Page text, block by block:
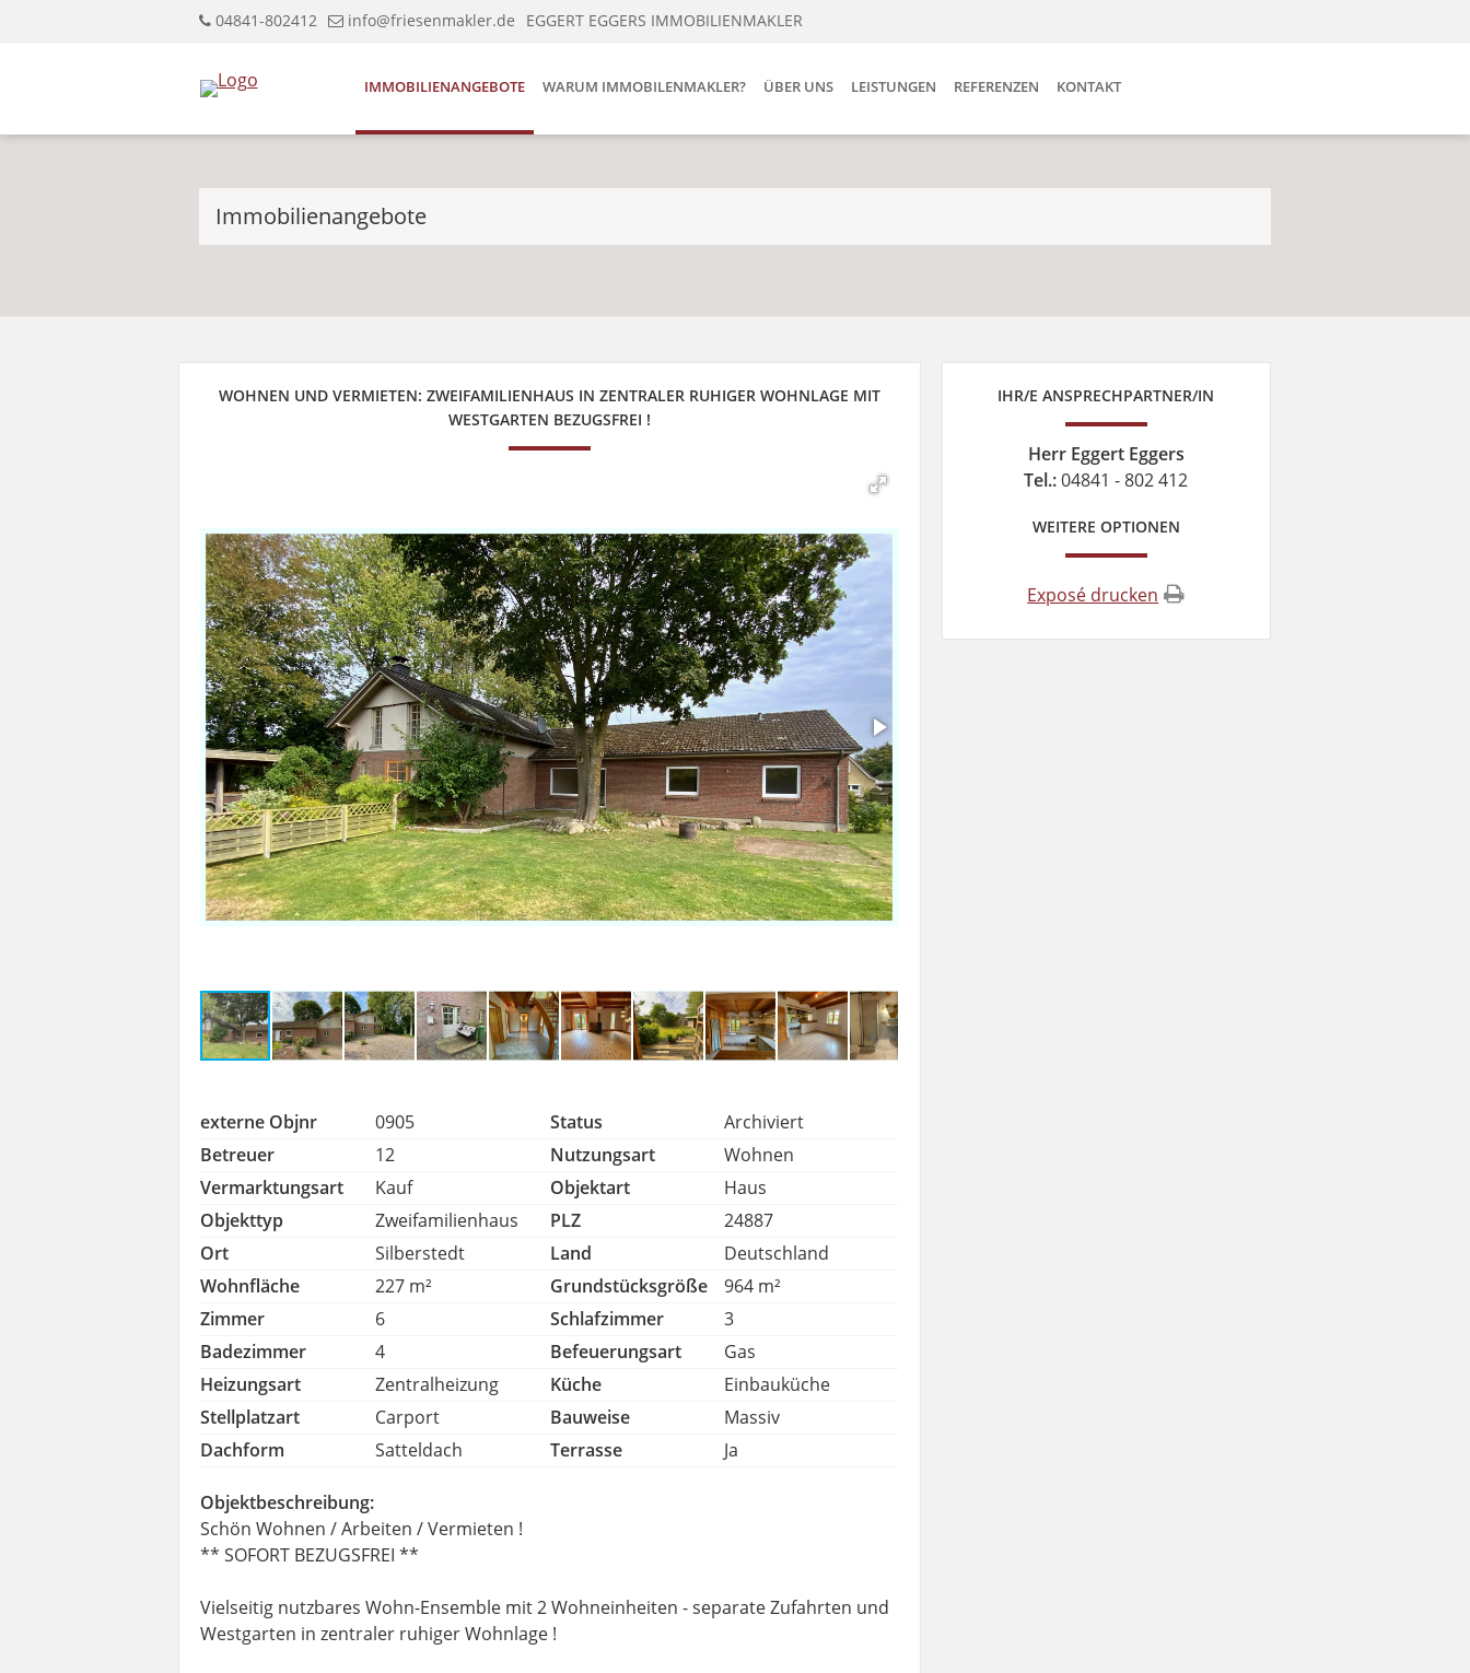
04841-802412 info@friesenmakler.de EGGERT EGGERS IMMOBILIENMAKLER
IMMOBILIENANGEBOTE WARUM IMMOBILENMAKLER? ÜBER UNS LEISTUNGEN REFERENZEN KONTAKT
Immobilienangebote
WOHNEN UND VERMIETEN: ZWEIFAMILIENHAUS IN ZENTRALER RUHIGER WOHNLAGE MIT
WESTGARTEN BEZUGSFREI !
externe Objnr 0905 Status
Archiviert
Betreuer
12 Nutzungsart
Wohnen
Vermarktungsart
Kauf Objektart
Haus
Objekttyp
Zweifamilienhaus PLZ
24887
Ort
Silberstedt Land
Deutschland
Wohnfläche
227 m² Grundstücksgröße
964 m²
Zimmer
6 Schlafzimmer
3
Badezimmer
4 Befeuerungsart
Gas
Heizungsart
Zentralheizung Küche
Einbauküche
Stellplatzart
Carport Bauweise
Massiv
Dachform
Satteldach Terrasse Ja
Objektbeschreibung:
Schön Wohnen / Arbeiten / Vermieten !
** SOFORT BEZUGSFREI **
Vielseitig nutzbares Wohn-Ensemble mit 2 Wohneinheiten - separate Zufahrten und
Westgarten in zentraler ruhiger Wohnlage !
IHR/E ANSPRECHPARTNER/IN
Herr Eggert Eggers
Tel.:04841 - 802 412
WEITERE OPTIONEN
Exposé drucken